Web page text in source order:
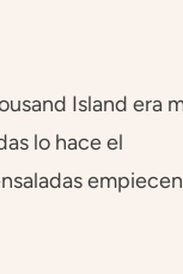
Island era
lo hace el